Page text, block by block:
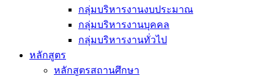
กลุ่มบริหารงานงบประมาณ
กลุ่มบริหารงานบุคคล
กลุ่มบริหารงานทั่วไป
หลักสูตร
หลักสูตรสถานศึกษา